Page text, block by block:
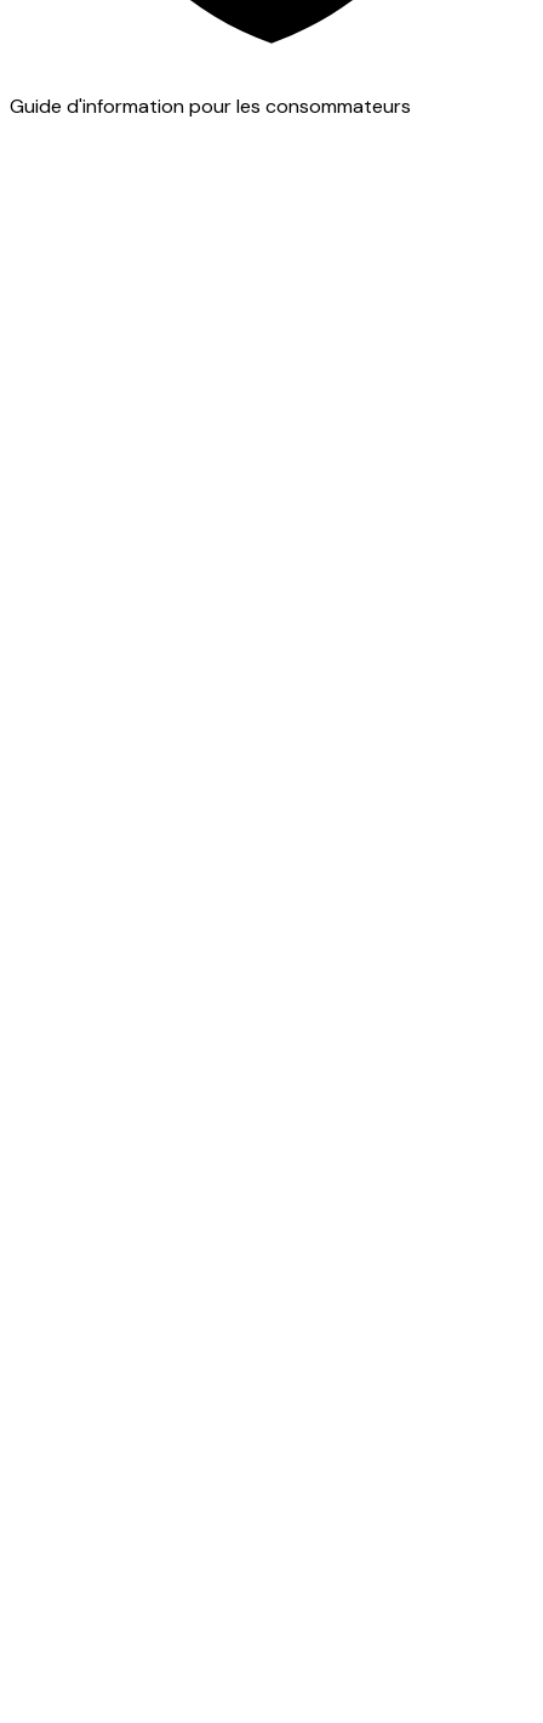
Guide d'information pour les consommateurs